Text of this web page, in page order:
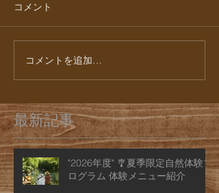
コメント
コメントを追加…
最新記事
"2026年度" 🎐夏季限定自然体験プ
ログラム 体験メニュー紹介